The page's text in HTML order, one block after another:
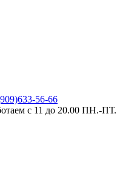
56-66
с 11 до 20.00 ПН.-ПТ.